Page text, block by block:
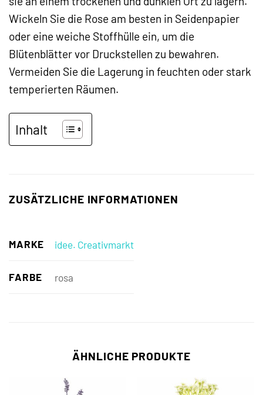
Wickeln Sie die Rose am besten in Seidenpapier
oder eine weiche Stoffhülle ein, um die
Blütenblätter vor Druckstellen zu bewahren.
Vermeiden Sie die Lagerung in feuchten oder stark
temperierten Räumen.
Inhalt
ZUSÄTZLICHE INFORMATIONEN
MARKE idee. Creativmarkt
FARBE rosa
ÄHNLICHE PRODUKTE